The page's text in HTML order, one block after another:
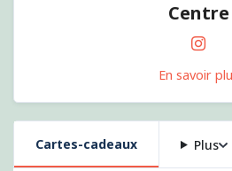
Centre
En savoir
Cartes-cadeaux Plus